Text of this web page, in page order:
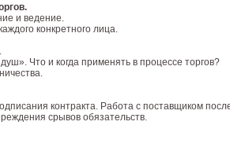
и ведение.
конкретного лица.
Что и когда применять в процессе торгов?
контракта. Работа с поставщиком
срывов обязательств.